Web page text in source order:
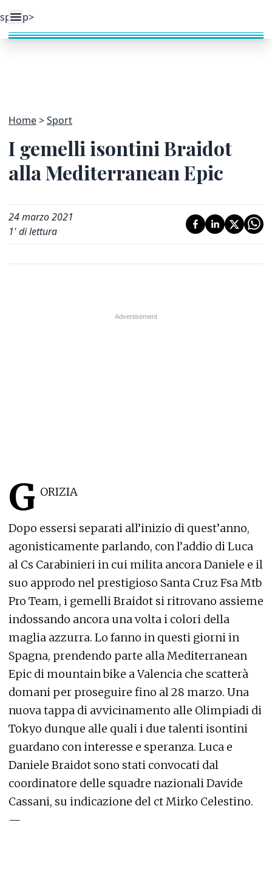
Home Sport
I gemelli isontini Braidot
alla Mediterranean Epic
24 marzo 2021
1' di lettura
G ORIZIA
Dopo essersi separati all’inizio di quest’anno,
agonisticamente parlando, con l’addio di Luca
al Cs Carabinieri in cui milita ancora Daniele e il
suo approdo nel prestigioso Santa Cruz Fsa Mtb
Pro Team, i gemelli Braidot si ritrovano assieme
indossando ancora una volta i colori della
maglia azzurra. Lo fanno in questi giorni in
Spagna, prendendo parte alla Mediterranean
Epic di mountain bike a Valencia che scatterà
domani per proseguire fino al 28 marzo. Una
nuova tappa di avvicinamento alle Olimpiadi di
Tokyo dunque alle quali i due talenti isontini
guardano con interesse e speranza. Luca e
Daniele Braidot sono stati convocati dal
coordinatore delle squadre nazionali Davide
Cassani, su indicazione del ct Mirko Celestino.
—